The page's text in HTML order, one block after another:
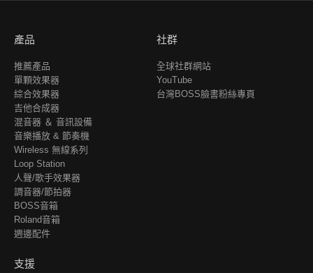
產品
推薦產品
單顆效果器
綜合效果器
吉他合成器
混音器 ＆ 音訊設備
音樂播放 & 節奏機
Wireless 無線系列
Loop Station
人聲/歌手效果器
調音器/節拍器
BOSS音箱
Roland音箱
週邊配件
社群
全球社群網站
YouTube
台灣BOSS臉書粉絲專頁
支援